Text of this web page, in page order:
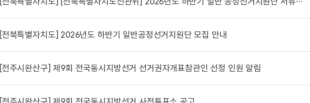
[전북특별자치도] 2026년도 하반기 일반공정선거지원단 모집 안내
[전주시완산구] 제9회 전국동시지방선거 선거권자개표참관인 선정 인원 알림